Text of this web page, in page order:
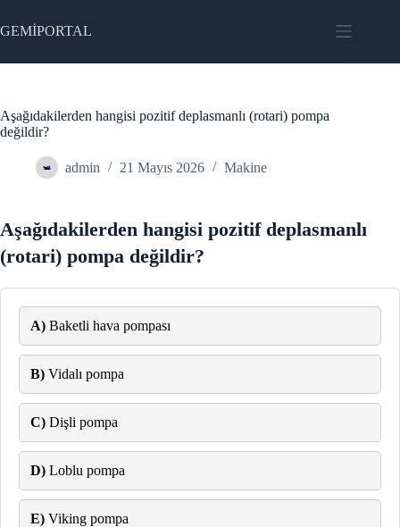
to
content
GEMİPORTAL
Aşağıdakilerden hangisi pozitif deplasmanlı (rotari) pompa
değildir?
admin 21 Mayıs 2026 Makine
Aşağıdakilerden hangisi pozitif deplasmanlı
(rotari) pompa değildir?
A) Baketli hava pompası
B) Vidalı pompa
C) Dişli pompa
D) Loblu pompa
E) Viking pompa